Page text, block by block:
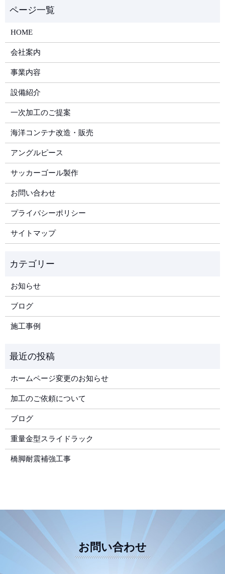
HOME
会社案内
事業内容
設備紹介
一次加工のご提案
海洋コンテナ改造・販売
アングルピース
サッカーゴール製作
お問い合わせ
プライバシーポリシー
サイトマップ
お知らせ
ブログ
施工事例
ホームページ変更のお知らせ
加工のご依頼について
ブログ
重量金型スライドラック
橋脚耐震補強工事
お問い合わせ